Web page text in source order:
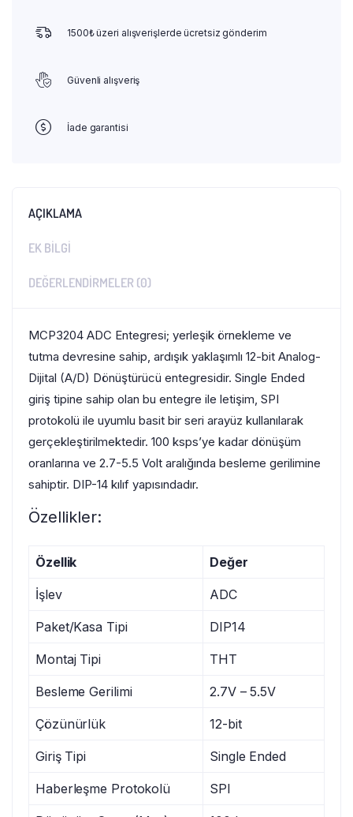
1500₺ üzeri alışverişlerde ücretsiz gönderim
Güvenli alışveriş
İade garantisi
AÇIKLAMA
EK BILGI
DEĞERLENDIRMELER (0)
MCP3204 ADC Entegresi; yerleşik örnekleme ve
tutma devresine sahip, ardışık yaklaşımlı 12-bit Analog-
Dijital (A/D) Dönüştürücü entegresidir. Single Ended
giriş tipine sahip olan bu entegre ile letişim, SPI
protokolü ile uyumlu basit bir seri arayüz kullanılarak
gerçekleştirilmektedir. 100 ksps’ye kadar dönüşüm
oranlarına ve 2.7-5.5 Volt aralığında besleme gerilimine
sahiptir. DIP-14 kılıf yapısındadır.
Özellikler:
Özellik Değer
İşlev ADC
Paket/Kasa Tipi DIP14
Montaj Tipi THT
Besleme Gerilimi 2.7V – 5.5V
Çözünürlük 12-bit
Giriş Tipi Single Ended
Haberleşme Protokolü SPI